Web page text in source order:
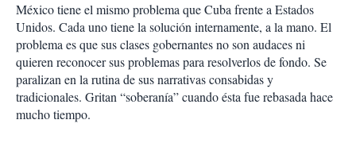
México tiene el mismo problema que Cuba frente a Estados
Unidos. Cada uno tiene la solución internamente, a la mano. El
problema es que sus clases gobernantes no son audaces ni
quieren reconocer sus problemas para resolverlos de fondo. Se
paralizan en la rutina de sus narrativas consabidas y
tradicionales. Gritan “soberanía” cuando ésta fue rebasada hace
mucho tiempo.